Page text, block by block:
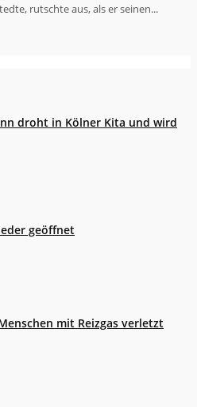
rutschte aus, als er seinen...
droht in Kölner Kita und wird
geöffnet
mit Reizgas verletzt